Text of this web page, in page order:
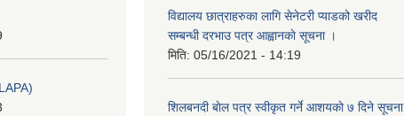
विद्यालय छात्राहरुका लागि सेनेटरी प्याडको खरीद
सम्बन्धी दरभाउ पत्र आह्वानकाे सूचना ।
मिति: 05/16/2021 - 14:19
शिलबनदी बाेल पत्र स्वीकृत गर्ने आशयकाे ७ दिने सूचना